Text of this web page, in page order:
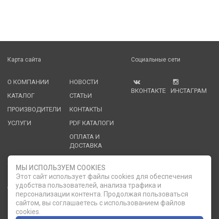
Карта сайта
О КОМПАНИИ
КАТАЛОГ
ПРОИЗВОДИТЕЛИ
УСЛУГИ
НОВОСТИ
СТАТЬИ
КОНТАКТЫ
PDF КАТАЛОГИ
ОПЛАТА И
ДОСТАВКА
Социальные сети
ВКОНТАКТЕ ИНСТАГРАМ
Служба клиентской поддержки
ОБРАТНЫЙ ЗВОНОК phone
8 (812) 335-21-16
8 (812) 335-21-17 7 (911) 947-43-48
МЫ ИСПОЛЬЗУЕМ COOKIES
Этот сайт использует файлы cookies для обеспечения
удобства пользователей, анализа трафика и
персонализации контента. Продолжая пользоваться
сайтом, вы соглашаетесь с использованием файлов
cookies.